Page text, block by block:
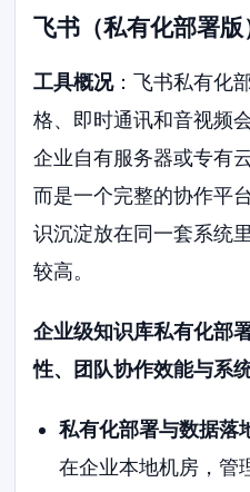
飞书（私有化部署版
工具概况：飞书私有化
格、即时通讯和音视频
企业自有服务器或专有
而是一个完整的协作平
识沉淀放在同一套系统
较高。
企业级知识库私有化部
性、团队协作效能与系
私有化部署与数据落
在企业本地机房，管